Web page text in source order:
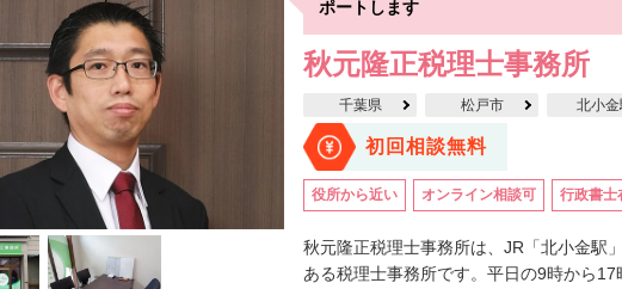
ポートします
秋元隆正税理士事務所
千葉県 松戸市 北小金
初回相談無料
役所から近い オンライン相談可 行政書士
秋元隆正税理士事務所は、JR「北小金駅
ある税理士事務所です。平日の9時から17